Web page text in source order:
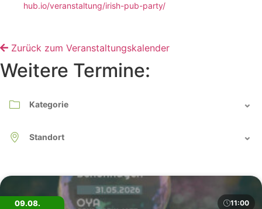
hub.io/veranstaltung/irish-pub-party/
Zurück zum Veranstaltungskalender
Weitere Termine:
09.08. 11:00